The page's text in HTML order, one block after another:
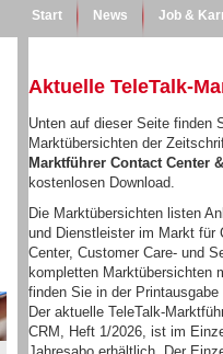
Start News Job &
Aktuelle TeleTalk-
Unten auf dieser Seite finden
Marktübersichten der
Marktführer Contact Center
kostenlosen Download.
Die Marktübersichten listen
und Dienstleister im Markt für
Center, Customer Care- und
kompletten Marktübersichten
finden Sie in der
Der aktuelle TeleTalk-
CRM, Heft 1/2026, ist im